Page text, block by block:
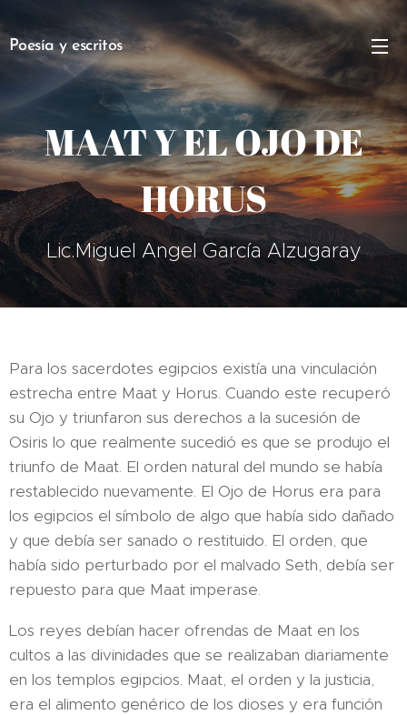
Poesía y escritos
MAAT Y EL OJO DE
HORUS
Lic.Miguel Angel García Alzugaray
Para los sacerdotes egipcios existía una vinculación
estrecha entre Maat y Horus. Cuando este recuperó
su Ojo y triunfaron sus derechos a la sucesión de
Osiris lo que realmente sucedió es que se produjo el
triunfo de Maat. El orden natural del mundo se había
restablecido nuevamente. El Ojo de Horus era para
los egipcios el símbolo de algo que había sido dañado
y que debía ser sanado o restituido. El orden, que
había sido perturbado por el malvado Seth, debía ser
repuesto para que Maat imperase.
Los reyes debían hacer ofrendas de Maat en los
cultos a las divinidades que se realizaban diariamente
en los templos egipcios. Maat, el orden y la justicia,
era el alimento genérico de los dioses y era función